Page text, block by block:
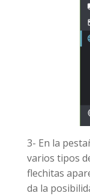
3- En la
varios tipos
flechitas
da la